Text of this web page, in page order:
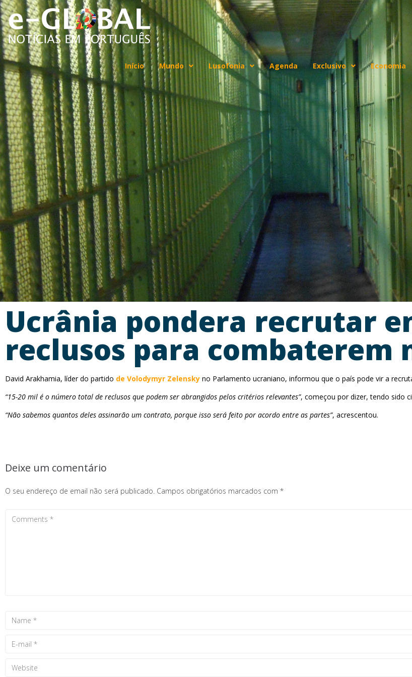
Início Mundo Lusofonia Agenda Exclusivo Economia
Ucrânia pondera recrutar
reclusos para combaterem
David Arakhamia, líder do partido de Volodymyr Zelensky no Parlamento ucraniano, informou que o país pode vir a
“15-20 mil é o número total de reclusos que podem ser abrangidos pelos critérios relevantes”, começou por dizer, tendo sido
“Não sabemos quantos deles assinarão um contrato, porque isso será feito por acordo entre as partes”, acrescentou.
Deixe um comentário
O seu endereço de email não será publicado. Campos obrigatórios marcados com *